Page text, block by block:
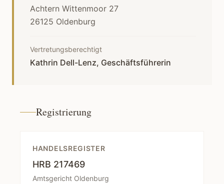
Achtern Wittenmoor 27
26125 Oldenburg
Vertretungsberechtigt
Kathrin Dell-Lenz, Geschäftsführerin
Registrierung
HANDELSREGISTER
HRB 217469
Amtsgericht Oldenburg